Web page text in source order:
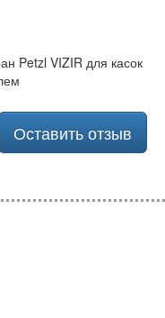
Petzl VIZIR для касок
Оставить отзыв